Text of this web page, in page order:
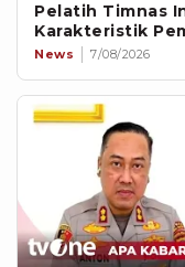
Pelatih Timnas
Karakteristik
News 7/08/2026